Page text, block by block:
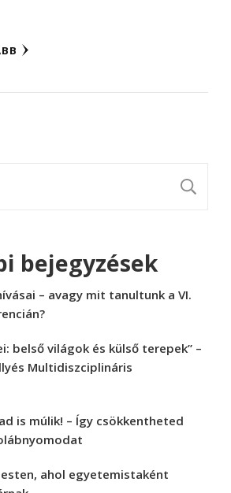
bejegyzések
– avagy mit tanultunk a VI.
belső világok és külső terepek” –
Multidiszciplináris
is múlik! – Így csökkentheted
ahol egyetemistaként